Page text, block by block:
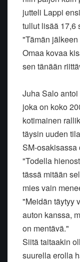
jutteli Lappi
tullut lisää 17,6
"Tämän
Omaa kovaa
sen tänään
Juha Salo
joka on koko
kotimainen
täysin uuden
SM-osakisassa
"Todella
tässä mitään
mies vain
"Meidän täytyy
auton kanssa,
on mentävä."
Siitä taitaakin
suurella erolla